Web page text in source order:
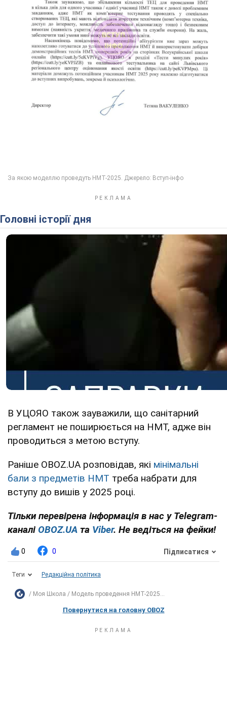
Головні історії дня
В УЦОЯО також зауважили, що санітарний
регламент не поширюється на НМТ, адже він
проводиться з метою вступу.
Раніше OBOZ.UA розповідав, які мінімальні
бали з предметів НМТ треба набрати для
вступу до вишів у 2025 році.
Тільки перевірена інформація в нас у Telegram-
каналі OBOZ.UA та Viber. Не ведіться на фейки!
0 0 Підписатися
Теги Редакційна політика
Моя Школа Модель проведення НМТ-2025...
Повернутися на головну OBOZ